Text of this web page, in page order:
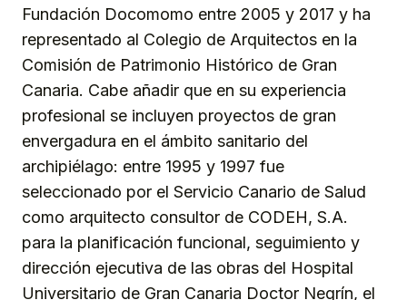
Fundación Docomomo entre 2005 y 2017 y ha
representado al Colegio de Arquitectos en la
Comisión de Patrimonio Histórico de Gran
Canaria. Cabe añadir que en su experiencia
profesional se incluyen proyectos de gran
envergadura en el ámbito sanitario del
archipiélago: entre 1995 y 1997 fue
seleccionado por el Servicio Canario de Salud
como arquitecto consultor de CODEH, S.A.
para la planificación funcional, seguimiento y
dirección ejecutiva de las obras del Hospital
Universitario de Gran Canaria Doctor Negrín, el